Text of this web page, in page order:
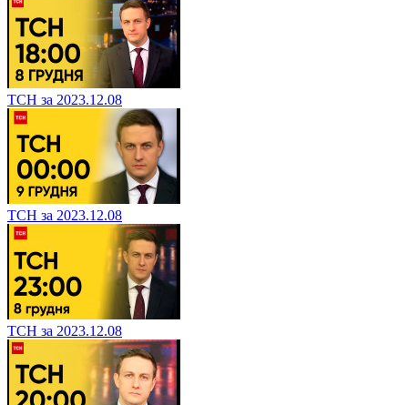
ТСН за 2023.12.08
ТСН за 2023.12.08
ТСН за 2023.12.08